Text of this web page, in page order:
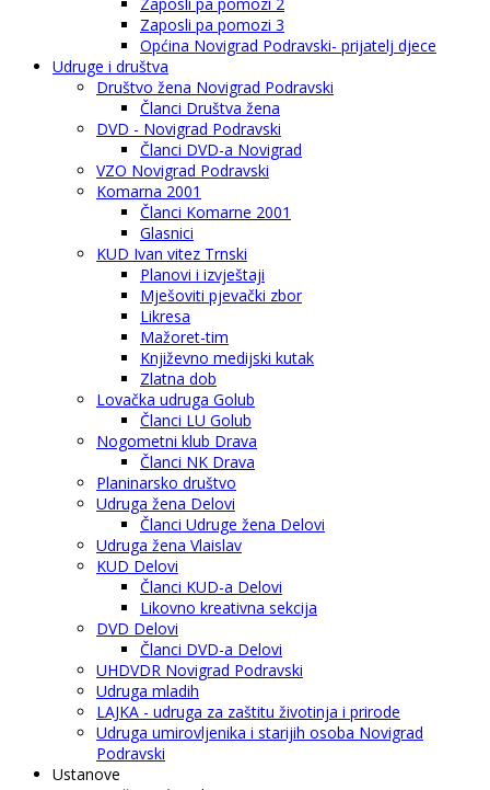
Zaposli pa pomozi 3
Općina Novigrad Podravski- prijatelj djece
Udruge i društva
Društvo žena Novigrad Podravski
Članci Društva žena
DVD - Novigrad Podravski
Članci DVD-a Novigrad
VZO Novigrad Podravski
Komarna 2001
Članci Komarne 2001
Glasnici
KUD Ivan vitez Trnski
Planovi i izvještaji
Mješoviti pjevački zbor
Likresa
Mažoret-tim
Književno medijski kutak
Zlatna dob
Lovačka udruga Golub
Članci LU Golub
Nogometni klub Drava
Članci NK Drava
Planinarsko društvo
Udruga žena Delovi
Članci Udruge žena Delovi
Udruga žena Vlaislav
KUD Delovi
Članci KUD-a Delovi
Likovno kreativna sekcija
DVD Delovi
Članci DVD-a Delovi
UHDVDR Novigrad Podravski
Udruga mladih
LAJKA - udruga za zaštitu životinja i prirode
Udruga umirovljenika i starijih osoba Novigrad
Podravski
Ustanove